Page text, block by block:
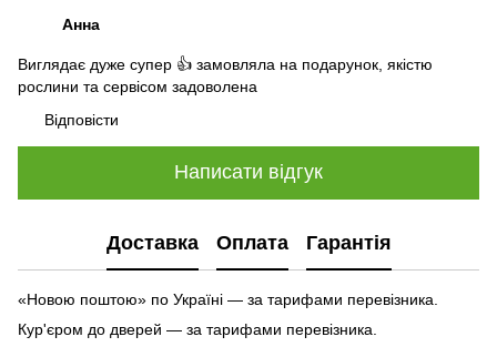
Анна
Виглядає дуже супер 👍 замовляла на подарунок, якістю
рослини та сервісом задоволена
Відповісти
Написати відгук
Доставка Оплата Гарантія
«Новою поштою» по Україні — за тарифами перевізника.
Кур'єром до дверей — за тарифами перевізника.